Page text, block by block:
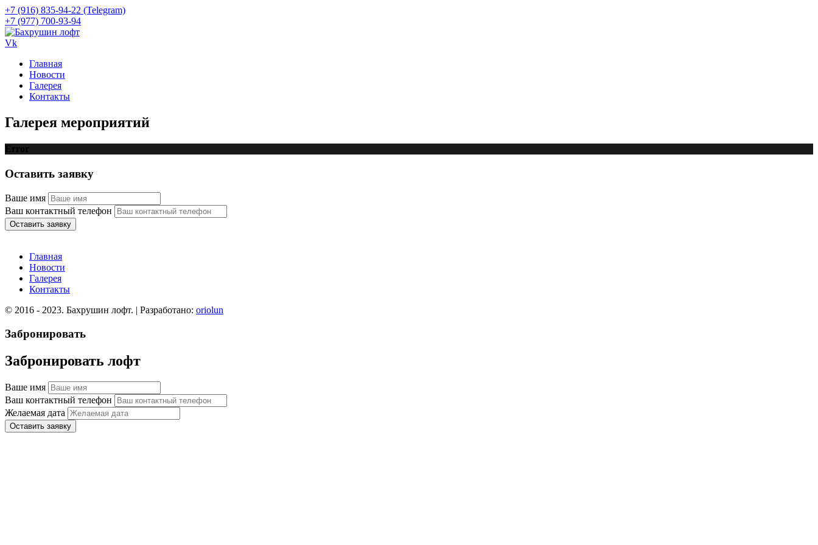
+7 (916) 835-94-22 (Telegram)
+7 (977) 700-93-94
Vk
Главная
Новости
Галерея
Контакты
Галерея мероприятий
Error
Оставить заявку
Ваше имя
Ваш контактный телефон
Оставить заявку
Главная
Новости
Галерея
Контакты
© 2016 - 2023. Бахрушин лофт. | Разработано: oriolun
Забронировать
Забронировать лофт
Ваше имя
Ваш контактный телефон
Желаемая дата
Оставить заявку